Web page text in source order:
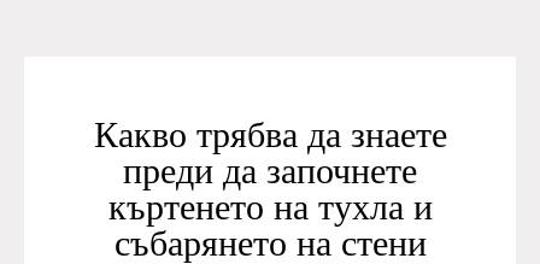
Какво трябва да знаете
преди да започнете
къртенето на тухла и
събарянето на стени